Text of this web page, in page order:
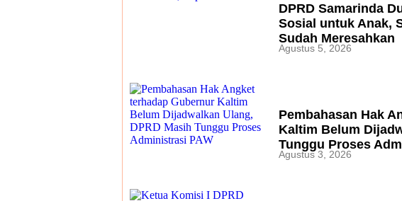
DPRD Samarinda
Sosial untuk Anak,
Sudah Meresahkan
Agustus 5, 2026
Pembahasan Hak
Kaltim Belum
Tunggu Proses
Agustus 3, 2026